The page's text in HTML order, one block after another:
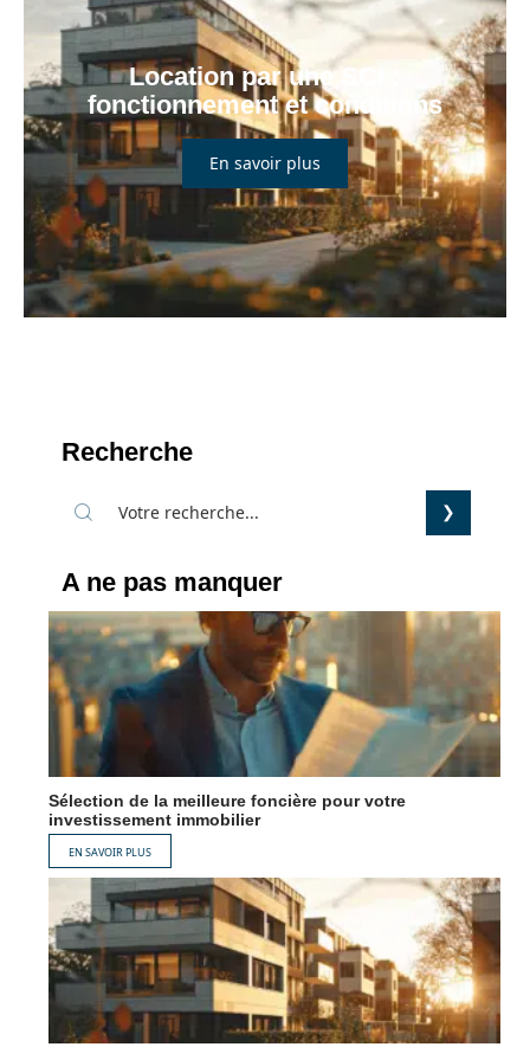
Location par une SCI :
fonctionnement et conditions
En savoir plus
Recherche
A ne pas manquer
Sélection de la meilleure foncière pour votre
investissement immobilier
EN SAVOIR PLUS